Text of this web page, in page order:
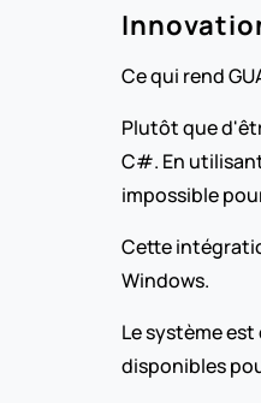
Ce qui rend
Plutôt que
C#. En
impossible
Cette
Windows.
Le système
disponibles